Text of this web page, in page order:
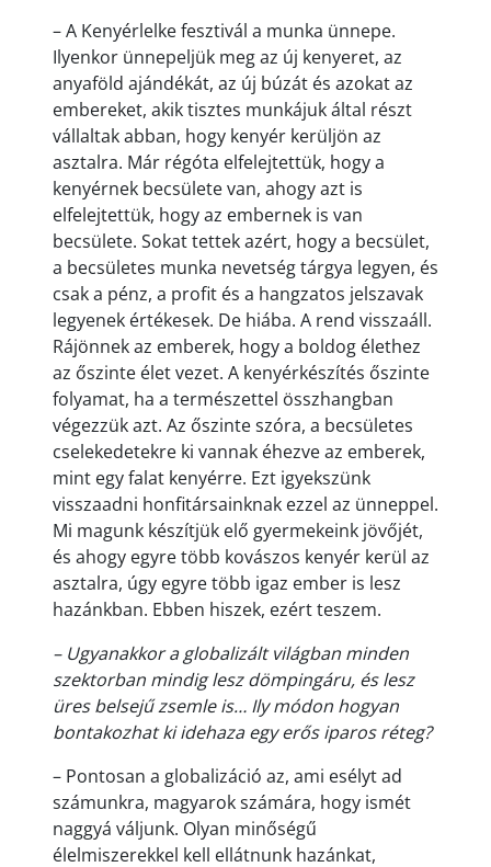
– A Kenyérlelke fesztivál a munka ünnepe.
Ilyenkor ünnepeljük meg az új kenyeret, az
anyaföld ajándékát, az új búzát és azokat az
embereket, akik tisztes munkájuk által részt
vállaltak abban, hogy kenyér kerüljön az
asztalra. Már régóta elfelejtettük, hogy a
kenyérnek becsülete van, ahogy azt is
elfelejtettük, hogy az embernek is van
becsülete. Sokat tettek azért, hogy a becsület,
a becsületes munka nevetség tárgya legyen, és
csak a pénz, a profit és a hangzatos jelszavak
legyenek értékesek. De hiába. A rend visszaáll.
Rájönnek az emberek, hogy a boldog élethez
az őszinte élet vezet. A kenyérkészítés őszinte
folyamat, ha a természettel összhangban
végezzük azt. Az őszinte szóra, a becsületes
cselekedetekre ki vannak éhezve az emberek,
mint egy falat kenyérre. Ezt igyekszünk
visszaadni honfitársainknak ezzel az ünneppel.
Mi magunk készítjük elő gyermekeink jövőjét,
és ahogy egyre több kovászos kenyér kerül az
asztalra, úgy egyre több igaz ember is lesz
hazánkban. Ebben hiszek, ezért teszem.
– Ugyanakkor a globalizált világban minden
szektorban mindig lesz dömpingáru, és lesz
üres belsejű zsemle is… Ily módon hogyan
bontakozhat ki idehaza egy erős iparos réteg?
– Pontosan a globalizáció az, ami esélyt ad
számunkra, magyarok számára, hogy ismét
naggyá váljunk. Olyan minőségű
élelmiszerekkel kell ellátnunk hazánkat,